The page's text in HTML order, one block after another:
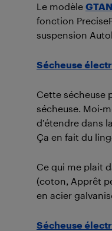
Le modèle
fonction
suspension
Sécheuse
Cette sécheuse
sécheuse. Moi-
d’étendre dans
Ça en fait du
Ce qui me plait
(coton, Apprêt
en acier
Sécheuse